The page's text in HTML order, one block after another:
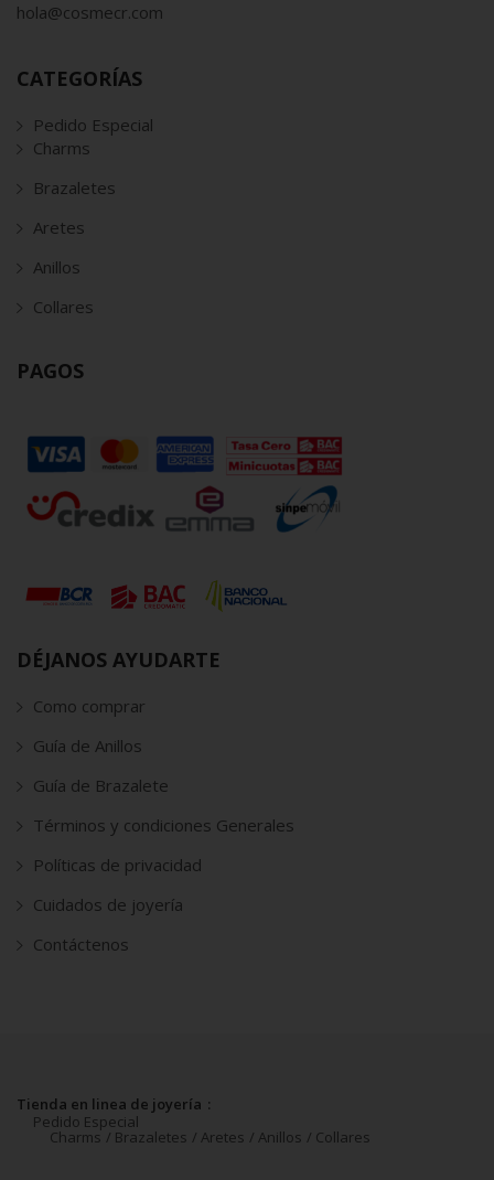
hola@cosmecr.com
CATEGORÍAS
Pedido Especial
Charms
Brazaletes
Aretes
Anillos
Collares
PAGOS
DÉJANOS AYUDARTE
Como comprar
Guía de Anillos
Guía de Brazalete
Términos y condiciones Generales
Políticas de privacidad
Cuidados de joyería
Contáctenos
Tienda en linea de joyería
Pedido Especial
Charms Brazaletes Aretes Anillos Collares